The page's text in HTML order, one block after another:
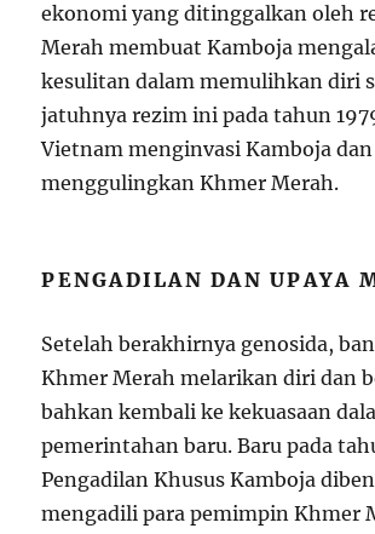
ekonomi yang ditinggalkan oleh
Merah membuat Kamboja
kesulitan dalam memulihkan diri
jatuhnya rezim ini pada tahun
Vietnam menginvasi Kamboja dan
menggulingkan Khmer Merah.
PENGADILAN DAN UPAYA
Setelah berakhirnya genosida,
Khmer Merah melarikan diri dan
bahkan kembali ke kekuasaan
pemerintahan baru. Baru pada
Pengadilan Khusus Kamboja
mengadili para pemimpin Khmer